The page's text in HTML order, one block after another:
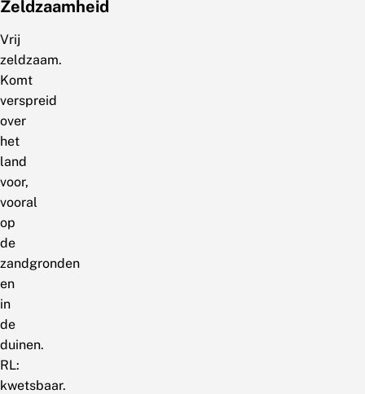
Zeldzaamheid
Vrij
zeldzaam.
Komt
verspreid
over
het
land
voor,
vooral
op
de
zandgronden
en
in
de
duinen.
RL:
kwetsbaar.